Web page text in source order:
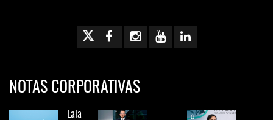
NOTAS CORPORATIVAS
Lala